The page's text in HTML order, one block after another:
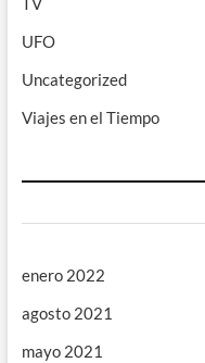
UFO
Uncategorized
Viajes en el Tiempo
enero 2022
agosto 2021
mayo 2021